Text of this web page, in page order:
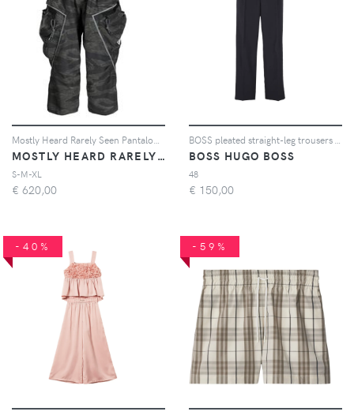
MOSTLY HEARD RARELY SEEN
S-M-XL
€ 620,00
BOSS HUGO BOSS
48
€ 150,00
-40% -59%